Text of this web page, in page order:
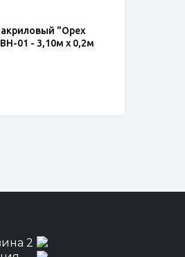
акриловый "Орех
01 - 3,10м х 0,2м
2